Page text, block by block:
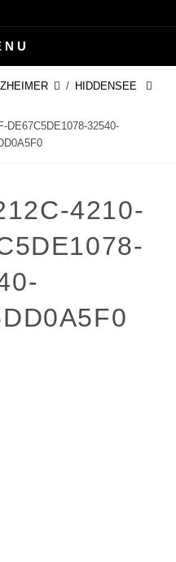
/ HIDDENSEE
DE67C5DE1078-32540-
4210-